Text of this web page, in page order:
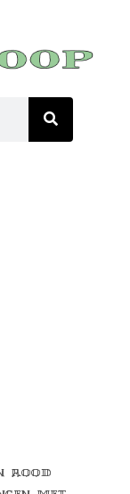
rood